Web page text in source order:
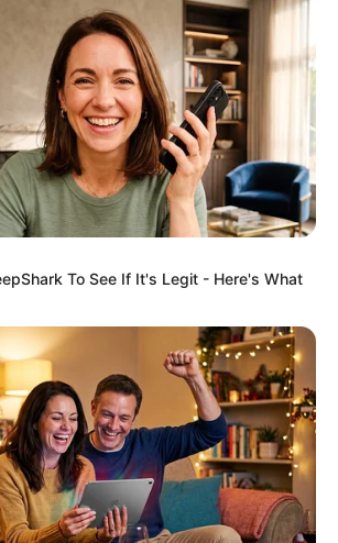
Decade For Fans Of Action
Who Spent A Fortune To Look
To See If It's Legit - Here's What